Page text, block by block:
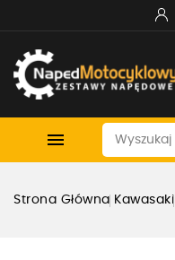

Strona Główna Kawasaki